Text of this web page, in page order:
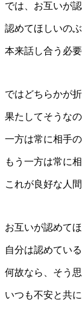
では、お互いが
認めてほしいの
本来話し合う必
ではどちらかが
果たしてそうなの
一方は常に相手
もう一方は常に
これが良好な人
お互いが認めて
自分は認めてい
何故なら、そう
いつも不安と共